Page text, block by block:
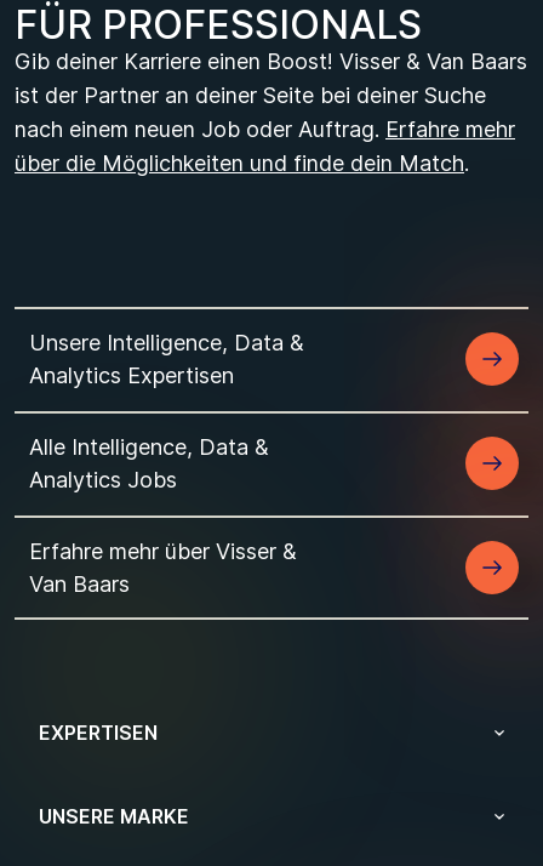
FÜR PROFESSIONALS
Gib deiner Karriere einen Boost! Visser & Van Baars
ist der Partner an deiner Seite bei deiner Suche
nach einem neuen Job oder Auftrag. Erfahre mehr
über die Möglichkeiten und finde dein Match.
Unsere Intelligence, Data &
Analytics Expertisen
Alle Intelligence, Data &
Analytics Jobs
Erfahre mehr über Visser &
Van Baars
EXPERTISEN
UNSERE MARKE